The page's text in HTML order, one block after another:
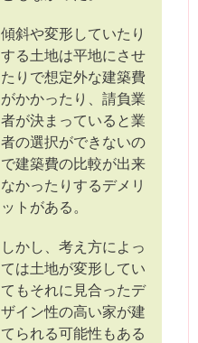
傾斜や変形していたり
する土地は平地にさせ
たりで想定外な建築費
がかかったり、請負業
者が決まっていると業
者の選択ができないの
で建築費の比較が出来
なかったりするデメリ
ットがある。
しかし、考え方によっ
ては土地が変形してい
てもそれに見合ったデ
ザイン性の高い家が建
てられる可能性もある